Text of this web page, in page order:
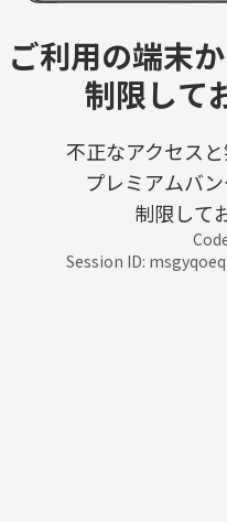
ご利用の端末
制限して
不正なアクセスと
プレミアムバ
制限して
Session ID: